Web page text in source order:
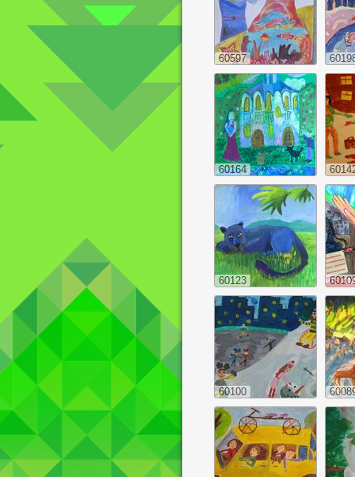
60597
60164
60123
60100